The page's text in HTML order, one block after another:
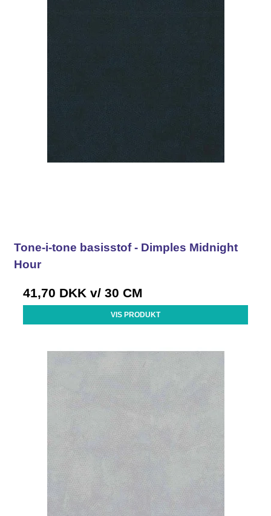
Tone-i-tone basisstof - Dimples Midnight
Hour
41,70 DKK v/ 30 CM
VIS PRODUKT